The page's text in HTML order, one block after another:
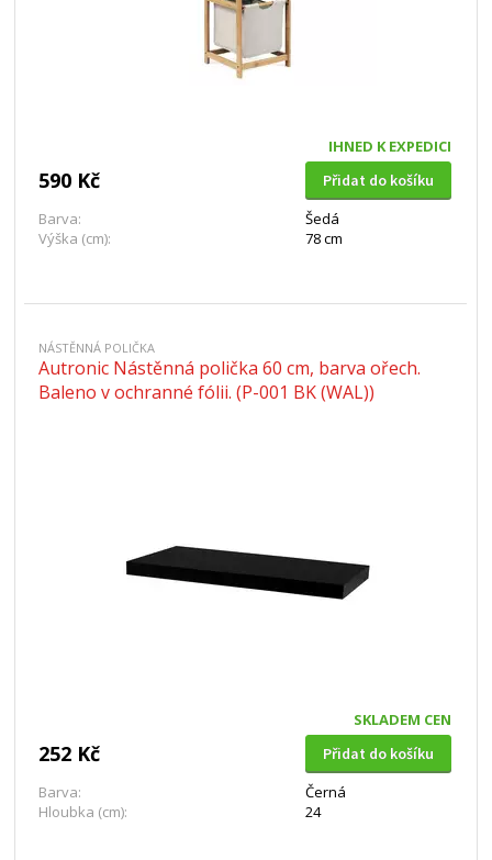
IHNED K EXPEDICI
590 Kč
Přidat do košíku
Barva:
Šedá
Výška (cm):
78 cm
NÁSTĚNNÁ POLIČKA
Autronic Nástěnná polička 60 cm, barva ořech.
Baleno v ochranné fólii. (P-001 BK (WAL))
SKLADEM CEN
252 Kč
Přidat do košíku
Barva:
Černá
Hloubka (cm):
24